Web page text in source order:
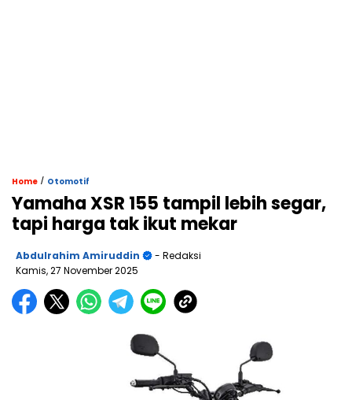
Home / Otomotif
Yamaha XSR 155 tampil lebih segar,
tapi harga tak ikut mekar
Abdulrahim Amiruddin
- Redaksi
Kamis, 27 November 2025